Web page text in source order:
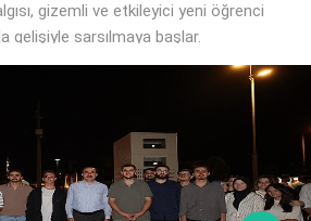
gizemli ve etkileyici yeni öğrenci
gelişiyle sarsılmaya başlar.